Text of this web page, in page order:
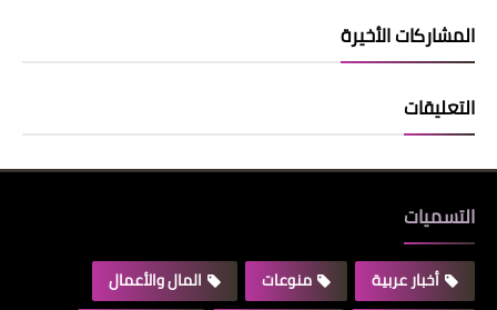
المشاركات الأخيرة
التعليقات
التسميات
أخبار عربية منوعات
المال والأعمال